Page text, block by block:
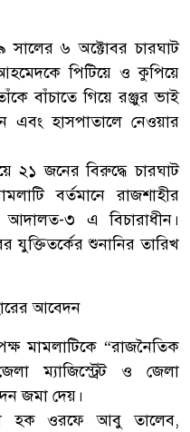
সালের ৬ অক্টোবর চারঘাট
পিটিয়ে ও কুপিয়ে
বাঁচাতে গিয়ে রঞ্জুর ভাই
হাসপাতালে নেওয়ার
২১ জনের বিরুদ্ধে চারঘাট
বর্তমানে রাজশাহীর
৩ এ বিচারাধীন।
যুক্তিতর্কের শুনানির তারিখ
আবেদন
মামলাটিকে “রাজনৈতিক
ম্যাজিস্ট্রেট ও জেলা
জমা দেয়।
হক ওরফে আবু তালেব,